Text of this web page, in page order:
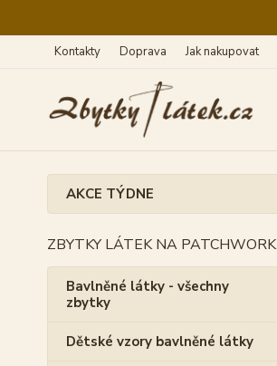
Kontakty Doprava Jak nakupovat
AKCE TÝDNE
ZBYTKY LÁTEK NA PATCHWORK
Bavlněné látky - všechny
zbytky
Dětské vzory bavlněné látky